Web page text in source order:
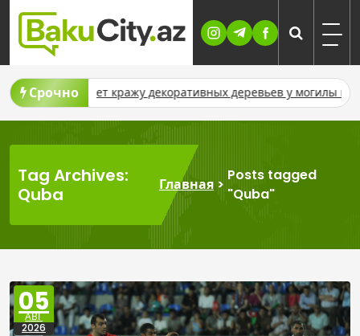
Skip
content
Срочнодеревьев у могилы шехида На бирже COMEX
Tag Archives:
Quba
Главная >
Posts tagged
"Quba"
05
АВГ
2026